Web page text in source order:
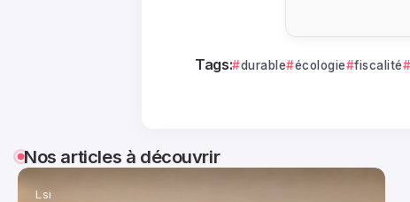
Tags: durable écologie fiscalité
Nos articles à découvrir
Lsi